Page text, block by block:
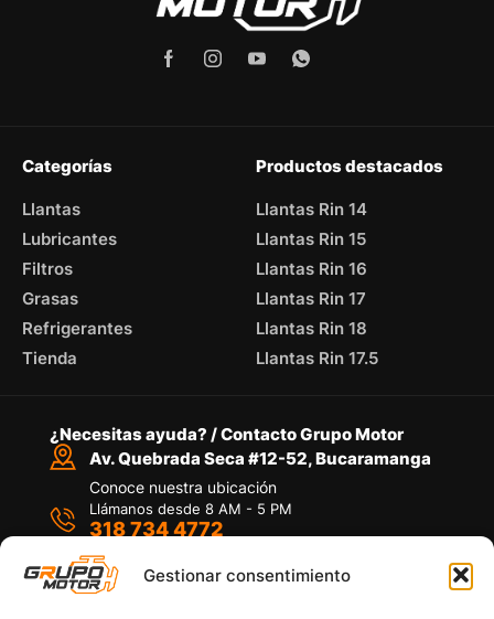
Gestionar consentimiento
Categorías
Llantas
Lubricantes
Filtros
Grasas
Refrigerantes
Tienda
Productos destacados
Llantas Rin 14
Llantas Rin 15
Llantas Rin 16
Llantas Rin 17
Llantas Rin 18
Llantas Rin 17.5
¿Necesitas ayuda? / Contacto Grupo Motor
Av. Quebrada Seca #12-52, Bucaramanga
Conoce nuestra ubicación
Llámanos desde 8 AM - 5 PM
318 734 4772
Por medio de WhatsApp